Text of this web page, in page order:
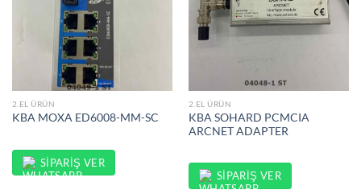
2.EL ÜRÜN
KBA MOXA ED6008-MM-SC
SIPARIŞ VER
2.EL ÜRÜN
KBA SOHARD PCMCIA
ARCNET ADAPTER
SIPARIŞ VER